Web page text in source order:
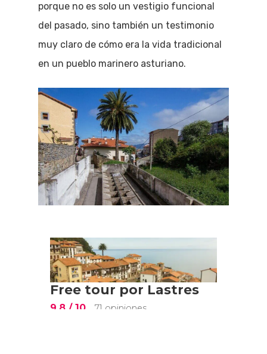
porque no es solo un vestigio funcional
del pasado, sino también un testimonio
muy claro de cómo era la vida tradicional
en un pueblo marinero asturiano.